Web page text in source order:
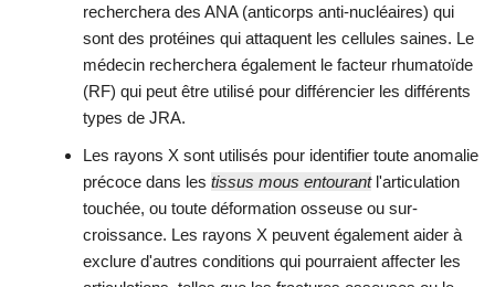
recherchera des ANA (anticorps anti-nucléaires) qui
sont des protéines qui attaquent les cellules saines. Le
médecin recherchera également le facteur rhumatoïde
(RF) qui peut être utilisé pour différencier les différents
types de JRA.
Les rayons X sont utilisés pour identifier toute anomalie
précoce dans les tissus mous entourantl'articulation
touchée, ou toute déformation osseuse ou sur-
croissance. Les rayons X peuvent également aider à
exclure d'autres conditions qui pourraient affecter les